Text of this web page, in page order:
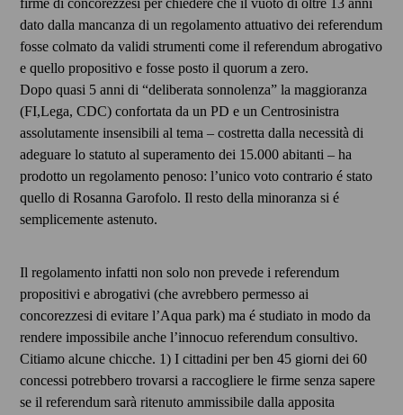
firme di concorezzesi per chiedere che il vuoto di oltre 13 anni
dato dalla mancanza di un regolamento attuativo dei referendum
fosse colmato da validi strumenti come il referendum abrogativo
e quello propositivo e fosse posto il quorum a zero.
Dopo quasi 5 anni di “deliberata sonnolenza” la maggioranza
(FI,Lega, CDC) confortata da un PD e un Centrosinistra
assolutamente insensibili al tema – costretta dalla necessità di
adeguare lo statuto al superamento dei 15.000 abitanti – ha
prodotto un regolamento penoso: l’unico voto contrario é stato
quello di Rosanna Garofolo. Il resto della minoranza si é
semplicemente astenuto.
Il regolamento infatti non solo non prevede i referendum
propositivi e abrogativi (che avrebbero permesso ai
concorezzesi di evitare l’Aqua park) ma é studiato in modo da
rendere impossibile anche l’innocuo referendum consultivo.
Citiamo alcune chicche. 1) I cittadini per ben 45 giorni dei 60
concessi potrebbero trovarsi a raccogliere le firme senza sapere
se il referendum sarà ritenuto ammissibile dalla apposita